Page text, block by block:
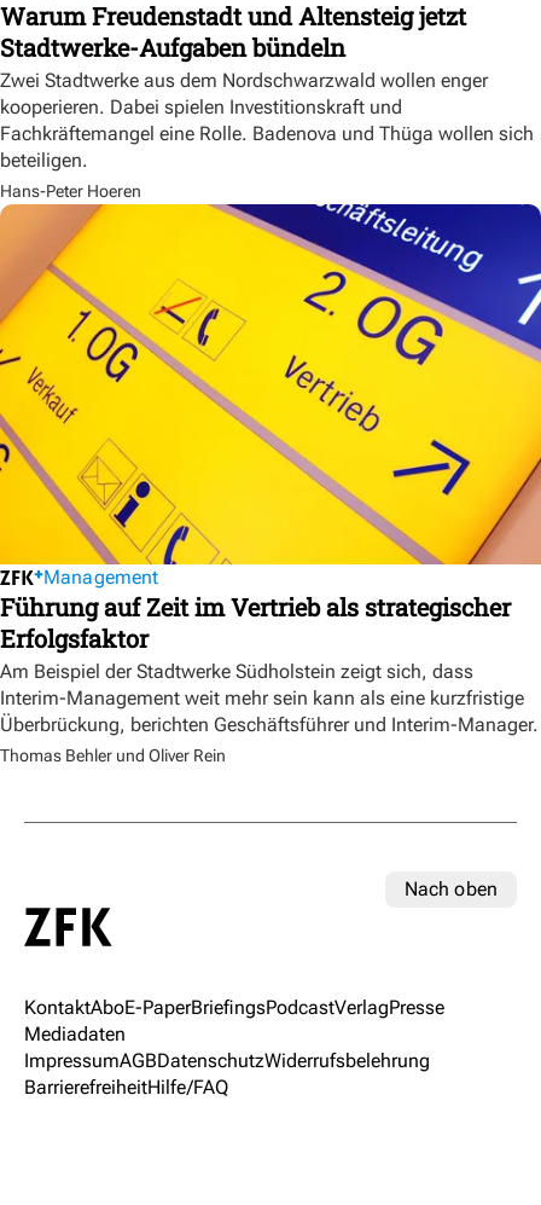
Warum Freudenstadt und Altensteig jetzt
Stadtwerke-Aufgaben bündeln
Zwei Stadtwerke aus dem Nordschwarzwald wollen enger
kooperieren. Dabei spielen Investitionskraft und
Fachkräftemangel eine Rolle. Badenova und Thüga wollen sich
beteiligen.
Hans-Peter Hoeren
Management
Führung auf Zeit im Vertrieb als strategischer
Erfolgsfaktor
Am Beispiel der Stadtwerke Südholstein zeigt sich, dass
Interim-Management weit mehr sein kann als eine kurzfristige
Überbrückung, berichten Geschäftsführer und Interim-Manager.
Thomas Behler und Oliver Rein
Nach oben
KontaktAboE-PaperBriefingsPodcastVerlagPresse
Mediadaten
ImpressumAGBDatenschutzWiderrufsbelehrung
BarrierefreiheitHilfe/FAQ